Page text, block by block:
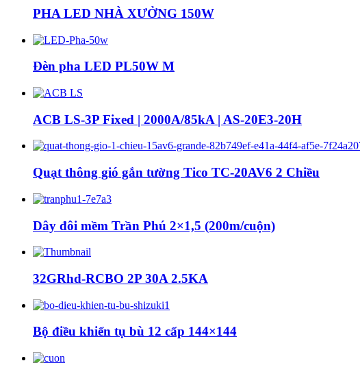
PHA LED NHÀ XƯỞNG 150W
Đèn pha LED PL50W M
ACB LS-3P Fixed | 2000A/85kA | AS-20E3-20H
Quạt thông gió gắn tường Tico TC-20AV6 2 Chiều
Dây đôi mềm Trần Phú 2×1,5 (200m/cuộn)
32GRhd-RCBO 2P 30A 2.5KA
Bộ điều khiển tụ bù 12 cấp 144×144